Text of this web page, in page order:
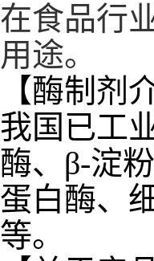
在食品行
用途。
【酶制剂
我国已工
酶、β-淀
蛋白酶、
等。